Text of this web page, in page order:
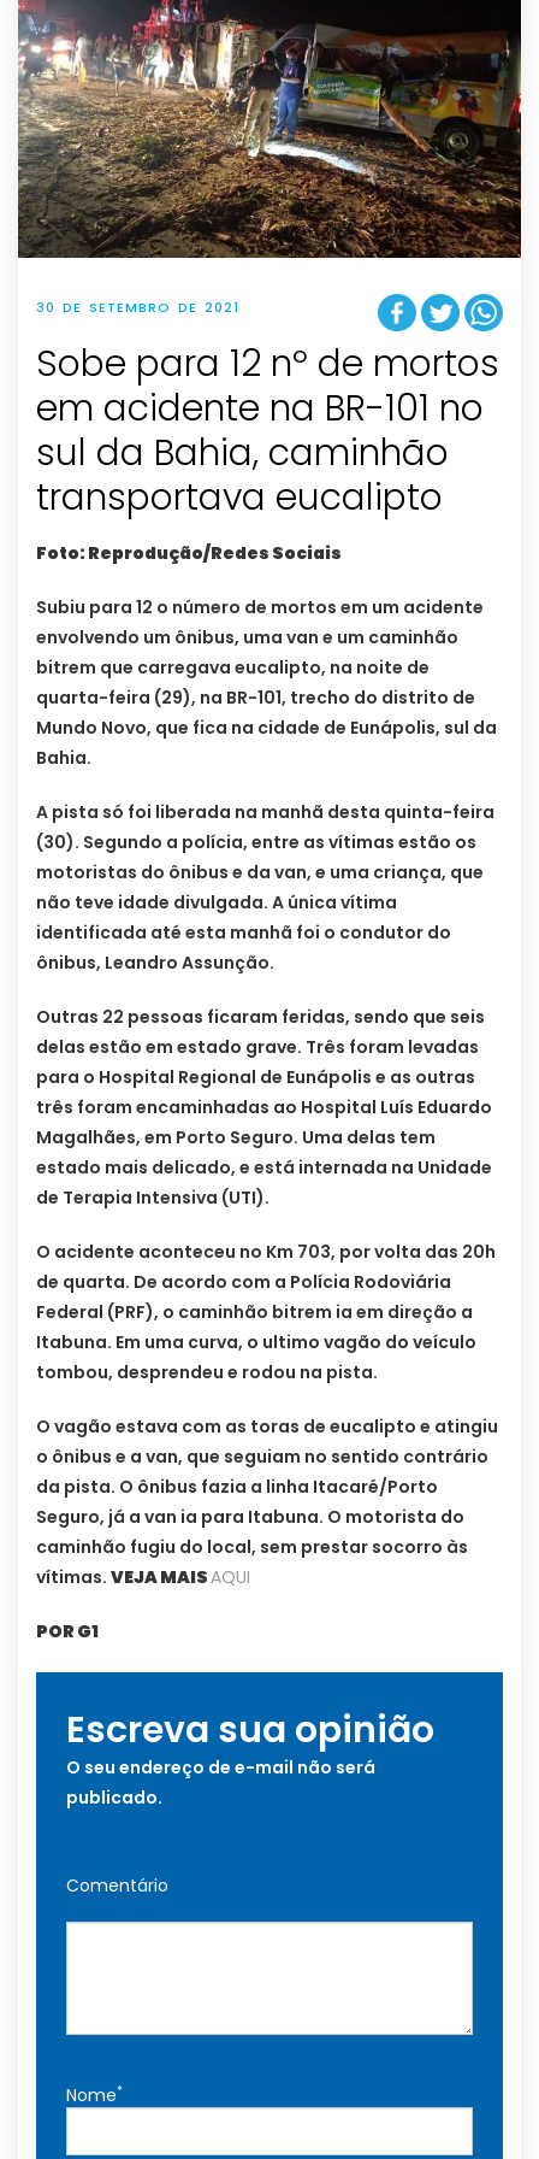
30 DE SETEMBRO DE 2021
Sobe para 12 nº de mortos
em acidente na BR-101 no
sul da Bahia, caminhão
transportava eucalipto
Foto: Reprodução/Redes Sociais
Subiu para 12 o número de mortos em um acidente
envolvendo um ônibus, uma van e um caminhão
bitrem que carregava eucalipto, na noite de
quarta-feira (29), na BR-101, trecho do distrito de
Mundo Novo, que fica na cidade de Eunápolis, sul da
Bahia.
A pista só foi liberada na manhã desta quinta-feira
(30). Segundo a polícia, entre as vítimas estão os
motoristas do ônibus e da van, e uma criança, que
não teve idade divulgada. A única vítima
identificada até esta manhã foi o condutor do
ônibus, Leandro Assunção.
Outras 22 pessoas ficaram feridas, sendo que seis
delas estão em estado grave. Três foram levadas
para o Hospital Regional de Eunápolis e as outras
três foram encaminhadas ao Hospital Luís Eduardo
Magalhães, em Porto Seguro. Uma delas tem
estado mais delicado, e está internada na Unidade
de Terapia Intensiva (UTI).
O acidente aconteceu no Km 703, por volta das 20h
de quarta. De acordo com a Polícia Rodoviária
Federal (PRF), o caminhão bitrem ia em direção a
Itabuna. Em uma curva, o ultimo vagão do veículo
tombou, desprendeu e rodou na pista.
O vagão estava com as toras de eucalipto e atingiu
o ônibus e a van, que seguiam no sentido contrário
da pista. O ônibus fazia a linha Itacaré/Porto
Seguro, já a van ia para Itabuna. O motorista do
caminhão fugiu do local, sem prestar socorro às
vítimas. VEJA MAISAQUI
POR G1
Escreva sua opinião
O seu endereço de e-mail não será
publicado.
Comentário
Nome*